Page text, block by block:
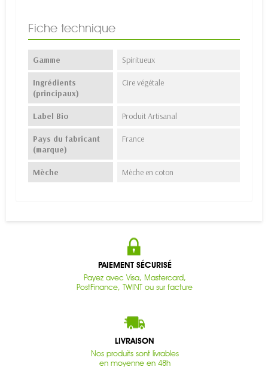
Fiche technique
Gamme Spiritueux
Ingrédients
(principaux)
Cire végétale
Label Bio Produit Artisanal
Pays du fabricant
(marque)
France
Mèche Mèche en coton
PAIEMENT SÉCURISÉ
Payez avec Visa, Mastercard,
PostFinance, TWINT ou sur facture
LIVRAISON
Nos produits sont livrables
en moyenne en 48h